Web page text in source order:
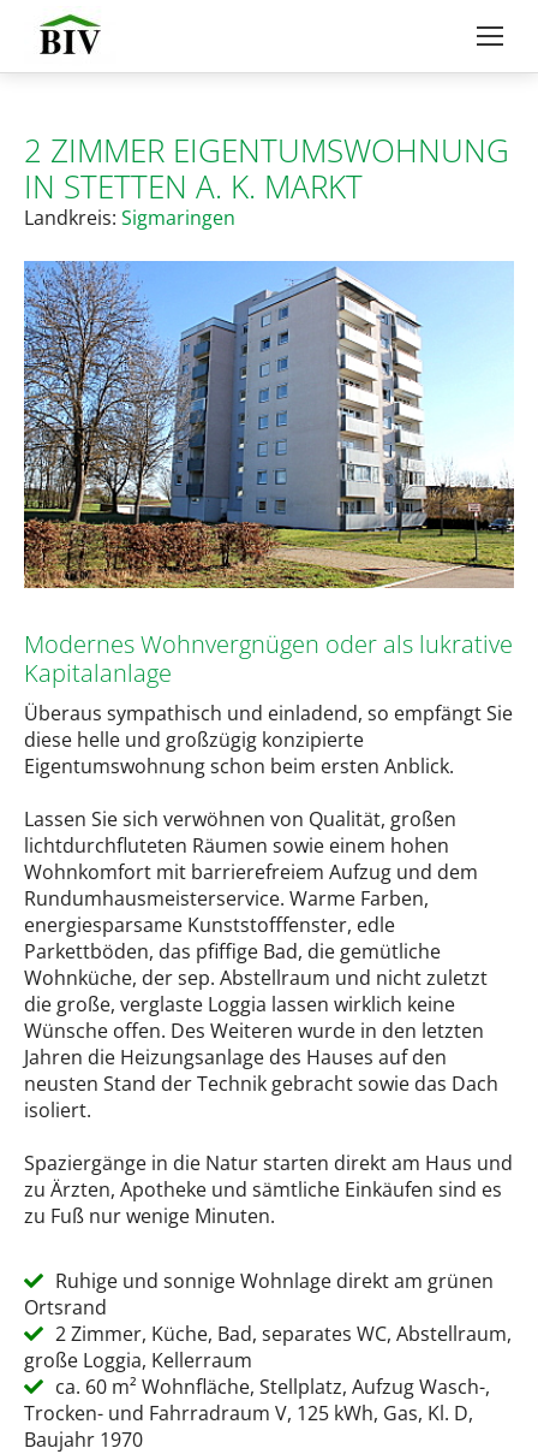
2 ZIMMER EIGENTUMSWOHNUNG
IN STETTEN A. K. MARKT
Landkreis: Sigmaringen
Modernes Wohnvergnügen oder als lukrative
Kapitalanlage
Überaus sympathisch und einladend, so empfängt Sie
diese helle und großzügig konzipierte
Eigentumswohnung schon beim ersten Anblick.
Lassen Sie sich verwöhnen von Qualität, großen
lichtdurchfluteten Räumen sowie einem hohen
Wohnkomfort mit barrierefreiem Aufzug und dem
Rundumhausmeisterservice. Warme Farben,
energiesparsame Kunststofffenster, edle
Parkettböden, das pfiffige Bad, die gemütliche
Wohnküche, der sep. Abstellraum und nicht zuletzt
die große, verglaste Loggia lassen wirklich keine
Wünsche offen. Des Weiteren wurde in den letzten
Jahren die Heizungsanlage des Hauses auf den
neusten Stand der Technik gebracht sowie das Dach
isoliert.
Spaziergänge in die Natur starten direkt am Haus und
zu Ärzten, Apotheke und sämtliche Einkäufen sind es
zu Fuß nur wenige Minuten.
Ruhige und sonnige Wohnlage direkt am grünen
Ortsrand
2 Zimmer, Küche, Bad, separates WC, Abstellraum,
große Loggia, Kellerraum
ca. 60 m² Wohnfläche, Stellplatz, Aufzug Wasch-,
Trocken- und Fahrradraum V, 125 kWh, Gas, Kl. D,
Baujahr 1970